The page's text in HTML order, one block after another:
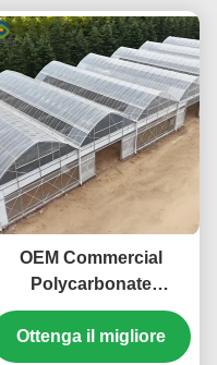
OEM Commercial
Polycarbonate
Greenhouse Kits Single
Span Greenhouse
Ottenga il migliore